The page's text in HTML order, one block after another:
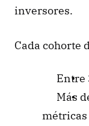
inversores.
Cada cohorte
Entre
Más
métricas